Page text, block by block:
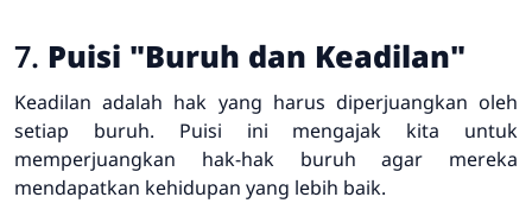
7. Puisi "Buruh dan Keadilan"
Keadilan adalah hak yang harus diperjuangkan oleh
setiap buruh. Puisi ini mengajak kita untuk
memperjuangkan hak-hak buruh agar mereka
mendapatkan kehidupan yang lebih baik.